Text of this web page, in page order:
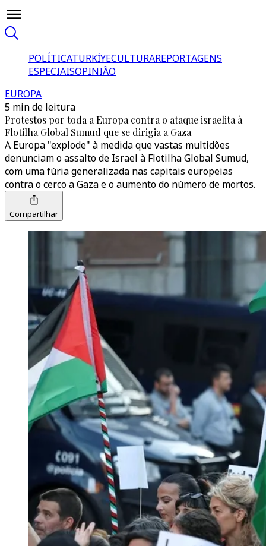
POLÍTICATÜRKİYECULTURAREPORTAGENS
ESPECIAISOPINIÃO
EUROPA
5 min de leitura
Protestos por toda a Europa contra o ataque israelita à
Flotilha Global Sumud que se dirigia a Gaza
A Europa "explode" à medida que vastas multidões
denunciam o assalto de Israel à Flotilha Global Sumud,
com uma fúria generalizada nas capitais europeias
contra o cerco a Gaza e o aumento do número de mortos.
Compartilhar